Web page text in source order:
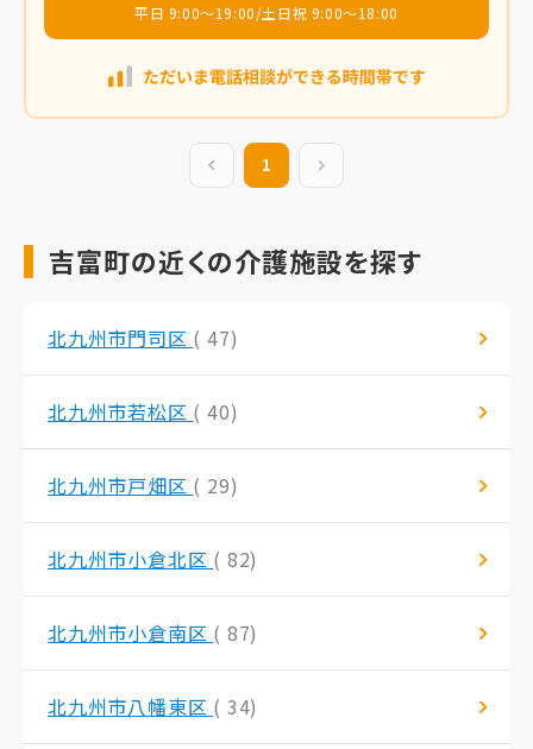
平日 9:00～19:00/土日祝 9:00～18:00
前の20件
1
吉富町の近くの介護施設を探す
北九州市門司区 ( 47)
北九州市若松区 ( 40)
北九州市戸畑区 ( 29)
北九州市小倉北区 ( 82)
北九州市小倉南区 ( 87)
北九州市八幡東区 ( 34)